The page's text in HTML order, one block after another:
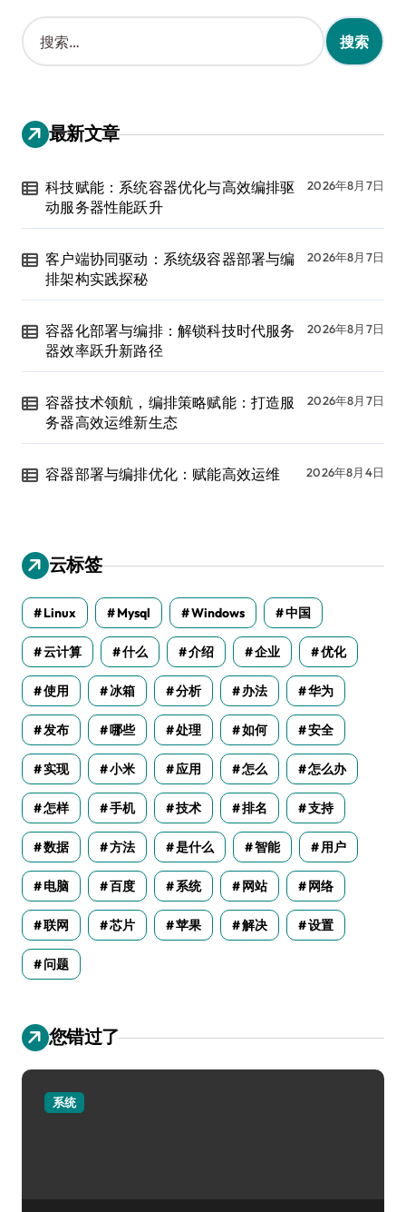
搜
索
：
最新文章
科技赋能：系统容器优化与高效编排驱
动服务器性能跃升
2026年8月7日
客户端协同驱动：系统级容器部署与编
排架构实践探秘
2026年8月7日
容器化部署与编排：解锁科技时代服务
器效率跃升新路径
2026年8月7日
容器技术领航，编排策略赋能：打造服
务器高效运维新生态
2026年8月7日
容器部署与编排优化：赋能高效运维 2026年8月4日
云标签
Linux Mysql Windows 中国
云计算 什么 介绍 企业 优化
使用 冰箱 分析 办法 华为
发布 哪些 处理 如何 安全
实现 小米 应用 怎么 怎么办
怎样 手机 技术 排名 支持
数据 方法 是什么 智能 用户
电脑 百度 系统 网站 网络
联网 芯片 苹果 解决 设置
问题
您错过了
系统